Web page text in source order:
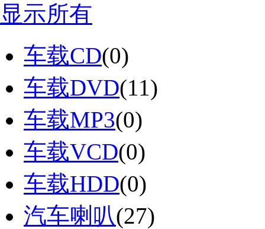
显示所有
车载CD(0)
车载DVD(11)
车载MP3(0)
车载VCD(0)
车载HDD(0)
汽车喇叭(27)